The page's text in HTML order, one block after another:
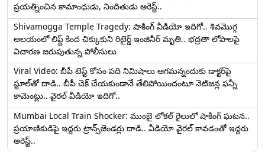
ప్రయత్నించిన కామాంధుడు, నిందితుడు అరెస్ట్..
Shivamogga Temple Tragedy: షాకింగ్ వీడియో ఇదిగో.. శివమొగ్గ
ఆలయంలో లిఫ్ట్ కింద చిక్కుకుని రిటైర్డ్ ఇంజినీర్ మృతి.. భద్రతా లోపాలపై
విచారణ జరుపుతున్న పోలీసులు
Viral Video: బీపీ టెస్ట్‌ కోసం పది నిమిషాలు ఆగమన్నందుకు డాక్టర్‌పై
స్టూల్‌తో దాడి.. బీపీ చెక్ చేయకుండానే తేలిపోయిందంటూ నెటిజన్ల ఫన్నీ
కామెంట్లు.. వైరల్ వీడియో ఇదిగో..
Mumbai Local Train Shocker: ముంబై లోకల్ రైలులో షాకింగ్ ఘటన..
ప్రయాణికుడిపై ఇద్దరు ట్రాన్స్‌జెండర్లు దాడి.. వీడియో వైరల్ కావడంతో ఇద్దరు
అరెస్ట్..